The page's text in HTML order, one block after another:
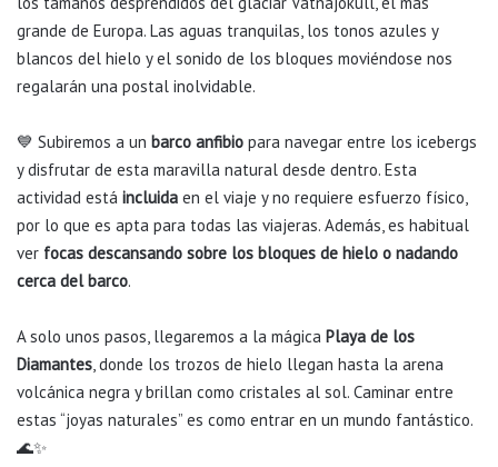
grande de Europa. Las aguas tranquilas, los tonos azules y
blancos del hielo y el sonido de los bloques moviéndose nos
regalarán una postal inolvidable.
💙 Subiremos a un barco anfibio para navegar entre los icebergs
y disfrutar de esta maravilla natural desde dentro. Esta
actividad está incluida en el viaje y no requiere esfuerzo físico,
por lo que es apta para todas las viajeras. Además, es habitual
ver focas descansando sobre los bloques de hielo o nadando
cerca del barco.
A solo unos pasos, llegaremos a la mágica Playa de los
Diamantes, donde los trozos de hielo llegan hasta la arena
volcánica negra y brillan como cristales al sol. Caminar entre
estas “joyas naturales” es como entrar en un mundo fantástico.
🌊✨